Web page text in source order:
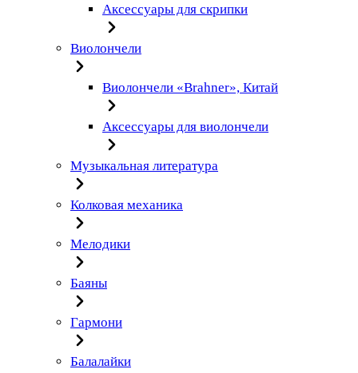
Аксессуары для скрипки
Виолончели
Виолончели «Brahner», Китай
Аксессуары для виолончели
Музыкальная литература
Колковая механика
Мелодики
Баяны
Гармони
Балалайки